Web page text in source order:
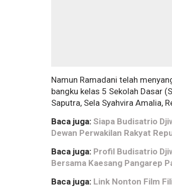
Namun Ramadani telah
bangku kelas 5 Sekolah Dasar
Saputra, Sela Syahvira Amalia,
Baca juga: Siapa Budisatrio
Dewan Perwakilan Rakyat
Baca juga: Profil Budisatrio
Bersama Kaesang Pangarep
Baca juga: Link Nonton Film